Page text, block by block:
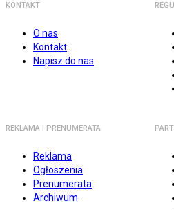
KONTAKT
O nas
Kontakt
Napisz do nas
REKLAMA I PRENUMERATA
Reklama
Ogłoszenia
Prenumerata
Archiwum